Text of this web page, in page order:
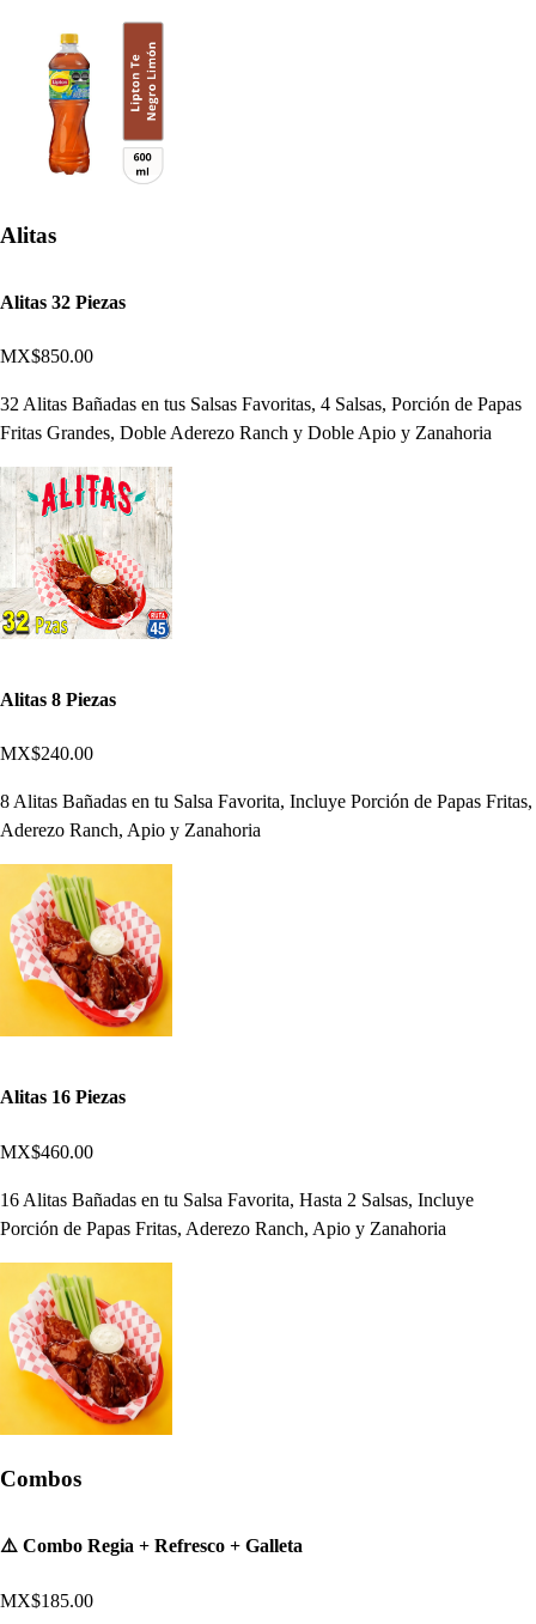
Alitas
Alitas 32 Piezas
MX$850.00
32 Alitas Bañadas en tus Salsas Favoritas, 4 Salsas, Porción de Papas
Fritas Grandes, Doble Aderezo Ranch y Doble Apio y Zanahoria
Alitas 8 Piezas
MX$240.00
8 Alitas Bañadas en tu Salsa Favorita, Incluye Porción de Papas Fritas,
Aderezo Ranch, Apio y Zanahoria
Alitas 16 Piezas
MX$460.00
16 Alitas Bañadas en tu Salsa Favorita, Hasta 2 Salsas, Incluye
Porción de Papas Fritas, Aderezo Ranch, Apio y Zanahoria
Combos
⚠️ Combo Regia + Refresco + Galleta
MX$185.00